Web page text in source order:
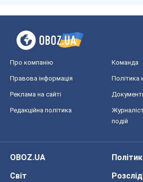
Про компанію Команда
Правова інформація Політика
Реклама на сайті
Редакційна політика
подій
OBOZ.UA
Світ